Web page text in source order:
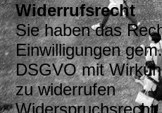
Widerrufsrecht
Sie haben das
Einwilligungen
DSGVO mit
zu widerrufen